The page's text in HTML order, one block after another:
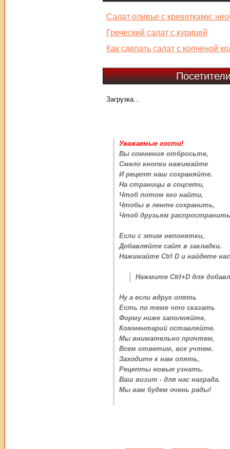
Салат оливье с креветками:
Греческий салат с курицей
Как сделать салат с копченой
Загрузка...
Уважаемые гости!
Вы сомнения отбросьте,
Смело кнопки нажимайте
И рецепт наш сохраняйте.
На страницы в соцсети,
Чтоб потом его найти,
Чтобы в ленте сохранить,
Чтоб друзьям
Если с этим непонятки,
Добавляйте сайт в закладки.
Нажимайте Ctrl D и найдете
Нажмите Ctrl+D для
Ну а если вдруг опять
Есть по теме что сказать
Форму ниже заполняйте,
Комментарий оставляйте.
Мы внимательно прочтем,
Всем ответим, все учтем.
Заходите к нам опять,
Рецепты новые узнать.
Ваш визит - для нас награда.
Мы вам будем очень рады!